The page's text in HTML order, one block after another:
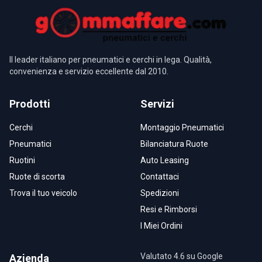
Il leader italiano per pneumatici e cerchi in lega. Qualità,
convenienza e servizio eccellente dal 2010.
Prodotti
Cerchi
Pneumatici
Ruotini
Ruote di scorta
Trova il tuo veicolo
Servizi
Montaggio Pneumatici
Bilanciatura Ruote
Auto Leasing
Contattaci
Spedizioni
Resi e Rimborsi
I Miei Ordini
Azienda Valutato 4.6 su Google